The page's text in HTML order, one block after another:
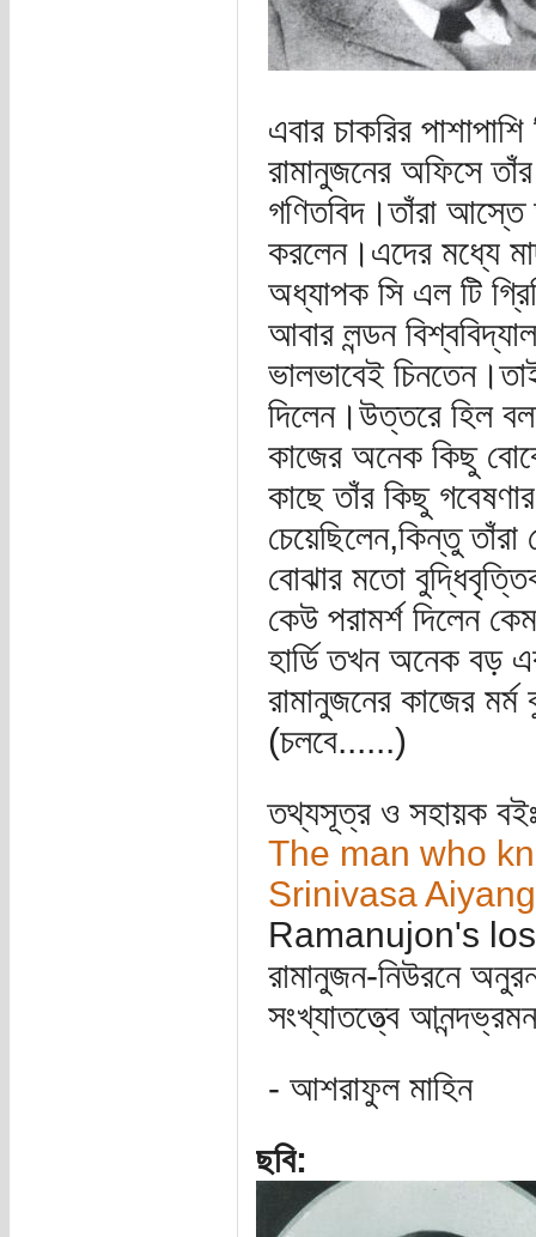
এবার চাকরির
রামানুজনের অফিসে
গণিতবিদ।তাঁরা
করলেন।এদের মধ্যে
অধ্যাপক সি এল টি
আবার লন্ডন
ভালভাবেই
দিলেন।উত্তরে হিল
কাজের অনেক কিছু
কাছে তাঁর কিছু
চেয়েছিলেন,কিন্তু
বোঝার মতো
কেউ পরামর্শ দিলেন
হার্ডি তখন অনেক বড়
রামানুজনের কাজের
(চলবে......)
তথ্যসূত্র ও সহায়ক
The man who
Srinivasa
Ramanujon's
রামানুজন-নিউরনে
সংখ্যাতত্ত্বে
- আশরাফুল মাহিন
ছবি: